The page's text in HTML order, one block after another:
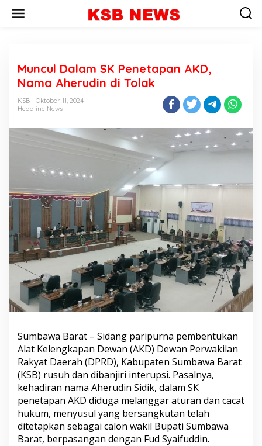
Muncul Dalam SK Penetapan AKD,
Nama Aherudin di Tolak
KSB
Oktober 11, 2024
Headline News
Sumbawa Barat – Sidang paripurna pembentukan
Alat Kelengkapan Dewan (AKD) Dewan Perwakilan
Rakyat Daerah (DPRD), Kabupaten Sumbawa Barat
(KSB) rusuh dan dibanjiri interupsi. Pasalnya,
kehadiran nama Aherudin Sidik, dalam SK
penetapan AKD diduga melanggar aturan dan cacat
hukum, menyusul yang bersangkutan telah
ditetapkan sebagai calon wakil Bupati Sumbawa
Barat, berpasangan dengan Fud Syaifuddin.